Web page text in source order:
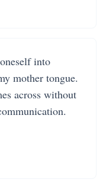
into
mother tongue.
across without